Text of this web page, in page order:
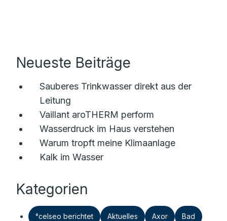
Neueste Beiträge
Sauberes Trinkwasser direkt aus der
Leitung
Vaillant aroTHERM perform
Wasserdruck im Haus verstehen
Warum tropft meine Klimaanlage
Kalk im Wasser
Kategorien
°celseo berichtet Aktuelles Axor Bad